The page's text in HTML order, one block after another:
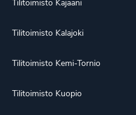
Tilitoimisto Kajaani
Tilitoimisto Kalajoki
Tilitoimisto Kemi-Tornio
Tilitoimisto Kuopio